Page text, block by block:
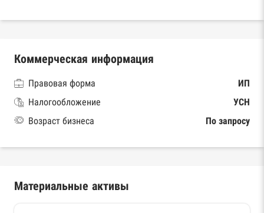
Коммерческая информация
Правовая форма
ИП
Налогообложение
УСН
Возраст бизнеса
По запросу
Материальные активы